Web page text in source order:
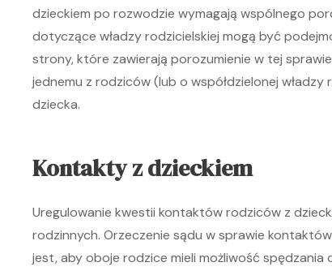
dzieckiem po rozwodzie wymagają wspólnego
dotyczące władzy rodzicielskiej mogą być
strony, które zawierają porozumienie w tej
jednemu z rodziców (lub o współdzielonej
dziecka.
Kontakty z dzieckiem
Uregulowanie kwestii kontaktów rodziców z
rodzinnych. Orzeczenie sądu w sprawie
jest, aby oboje rodzice mieli możliwość